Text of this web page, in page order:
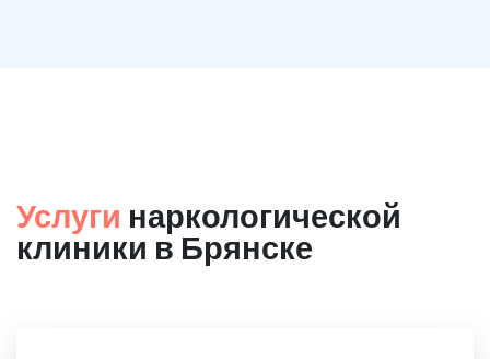
Услуги наркологической
клиники в Брянске